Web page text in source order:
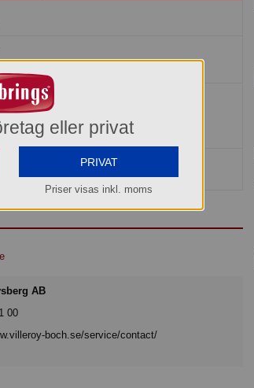
inte finns i lager.
eller senare om du önskar.
AB
00
boch.se/service/contact/
eller privat
PRIVAT
Priser visas inkl. moms